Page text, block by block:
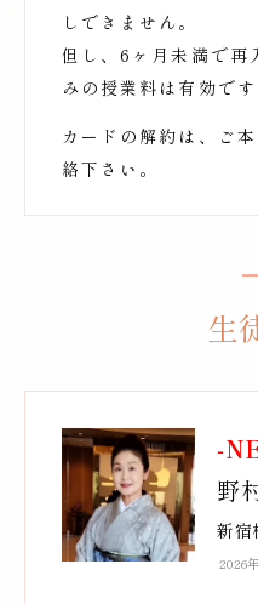
しできません。
但し、6ヶ月未満で再
みの授業料は有効です
カードの解約は、ご
絡下さい。
生
-
野
新宿
2026